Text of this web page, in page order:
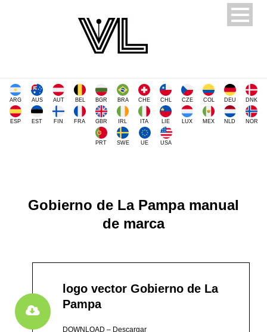
ARG AUS AUT BEL BGR BRA CHE CHL CZE COL DEU DNK
ESP EST FIN FRA GBR IRL ITA LIE LUX MEX NLD NOR
PRT SWE UE USA
Gobierno de La Pampa manual
de marca
logo vector Gobierno de La
Pampa
DOWNLOAD – Descargar